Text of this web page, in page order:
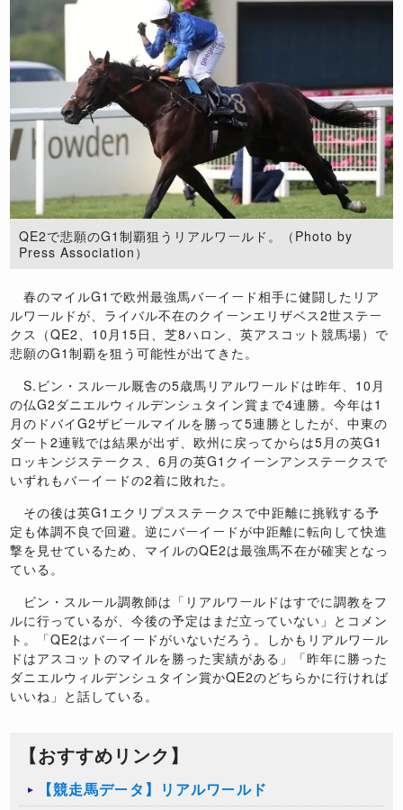
QE2で悲願のG1制覇狙うリアルワールド。（Photo by
Press Association）
春のマイルG1で欧州最強馬バーイード相手に健闘したリア
ルワールドが、ライバル不在のクイーンエリザベス2世ステー
クス（QE2、10月15日、芝8ハロン、英アスコット競馬場）で
悲願のG1制覇を狙う可能性が出てきた。
S.ビン・スルール厩舎の5歳馬リアルワールドは昨年、10月
の仏G2ダニエルウィルデンシュタイン賞まで4連勝。今年は1
月のドバイG2ザビールマイルを勝って5連勝としたが、中東の
ダート2連戦では結果が出ず、欧州に戻ってからは5月の英G1
ロッキンジステークス、6月の英G1クイーンアンステークスで
いずれもバーイードの2着に敗れた。
その後は英G1エクリプスステークスで中距離に挑戦する予
定も体調不良で回避。逆にバーイードが中距離に転向して快進
撃を見せているため、マイルのQE2は最強馬不在が確実となっ
ている。
ビン・スルール調教師は「リアルワールドはすでに調教をフ
ルに行っているが、今後の予定はまだ立っていない」とコメン
ト。「QE2はバーイードがいないだろう。しかもリアルワール
ドはアスコットのマイルを勝った実績がある」「昨年に勝った
ダニエルウィルデンシュタイン賞かQE2のどちらかに行ければ
いいね」と話している。
【おすすめリンク】
【競走馬データ】リアルワールド